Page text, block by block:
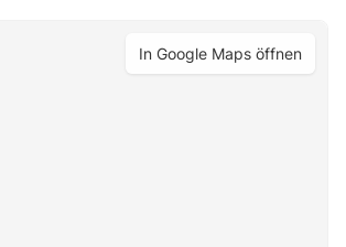
In Google Maps öffnen